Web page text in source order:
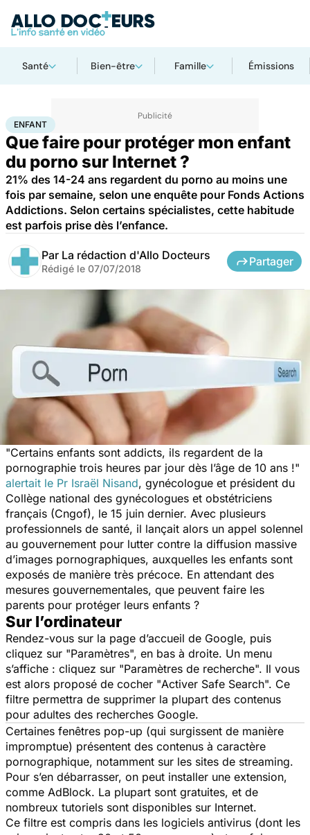
Santé Bien-être Famille Émissions
AccueilFamille
ENFANT
Que faire pour protéger mon enfant
du porno sur Internet ?
21% des 14-24 ans regardent du porno au moins une
fois par semaine, selon une enquête pour Fonds Actions
Addictions. Selon certains spécialistes, cette habitude
est parfois prise dès l’enfance.
Par La rédaction d'Allo Docteurs
Rédigé le 07/07/2018
Partager
"Certains enfants sont addicts, ils regardent de la
pornographie trois heures par jour dès l’âge de 10 ans !"
alertait le Pr Israël Nisand, gynécologue et président du
Collège national des gynécologues et obstétriciens
français (Cngof), le 15 juin dernier. Avec plusieurs
professionnels de santé, il lançait alors un appel solennel
au gouvernement pour lutter contre la diffusion massive
d’images pornographiques, auxquelles les enfants sont
exposés de manière très précoce. En attendant des
mesures gouvernementales, que peuvent faire les
parents pour protéger leurs enfants ?
Sur l’ordinateur
Rendez-vous sur la page d’accueil de Google, puis
cliquez sur "Paramètres", en bas à droite. Un menu
s’affiche : cliquez sur "Paramètres de recherche". Il vous
est alors proposé de cocher "Activer Safe Search". Ce
filtre permettra de supprimer la plupart des contenus
pour adultes des recherches Google.
Certaines fenêtres pop-up (qui surgissent de manière
impromptue) présentent des contenus à caractère
pornographique, notamment sur les sites de streaming.
Pour s’en débarrasser, on peut installer une extension,
comme AdBlock. La plupart sont gratuites, et de
nombreux tutoriels sont disponibles sur Internet.
Ce filtre est compris dans les logiciels antivirus (dont les